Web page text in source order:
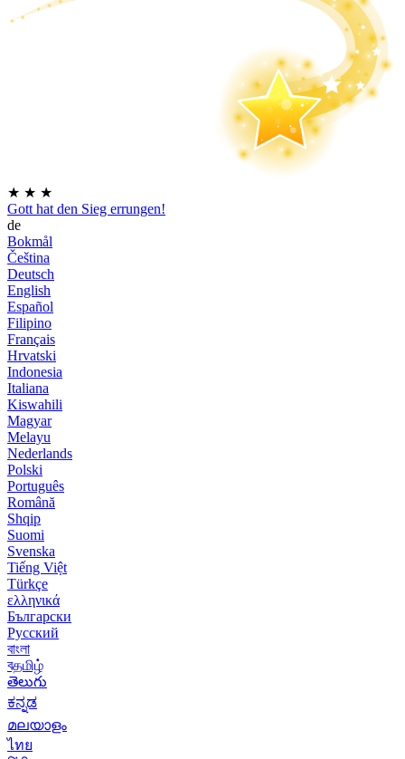
★ ★ ★
Gott hat den Sieg errungen!
de
Bokmål
Čeština
Deutsch
English
Español
Filipino
Français
Hrvatski
Indonesia
Italiana
Kiswahili
Magyar
Melayu
Nederlands
Polski
Português
Română
Shqip
Suomi
Svenska
Tiếng Việt
Türkçe
ελληνικά
Български
Русский
বাংলা
বதமிழ்
తెలుగు
ಕನ್ನಡ
മലയാളം
ไทย